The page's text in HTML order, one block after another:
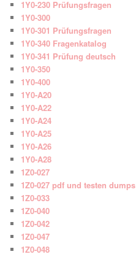
1Y0-230 Prüfungsfragen
1Y0-300
1Y0-301 Prüfungsfragen
1Y0-340 Fragenkatalog
1Y0-341 Prüfung deutsch
1Y0-350
1Y0-400
1Y0-A20
1Y0-A22
1Y0-A24
1Y0-A25
1Y0-A26
1Y0-A28
1Z0-027
1Z0-027 pdf und testen dumps
1Z0-033
1Z0-040
1Z0-042
1Z0-047
1Z0-048